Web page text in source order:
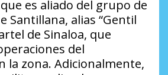
es aliado del grupo de
Santillana, alias “Gentil
de Sinaloa, que
del
la zona. Adicionalmente,